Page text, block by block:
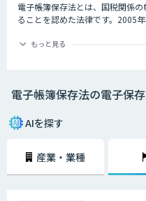
電子帳簿保存法とは、国税関係
ることを認めた法律です。2005
ンして保存したもの」も認めら
現在では以下の3つの方法での保
DVDなどに保存する方法。
・COM電子計算機出力マイクロ
計算機出力マイクロフィルム）に
・スキャナ 紙媒体の書類をスキ
もっと見る
電子帳簿保存法の電子保
AIを探す
産業・業種